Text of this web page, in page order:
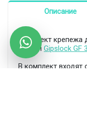
Описание
Комплект крепежа
панели Gipslock GF
В комплект входят